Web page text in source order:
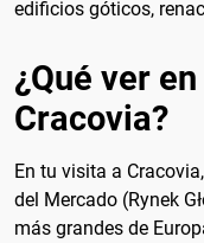
edificios góticos,
¿Qué ver
Cracovia?
En tu visita a
del Mercado (Rynek
más grandes de